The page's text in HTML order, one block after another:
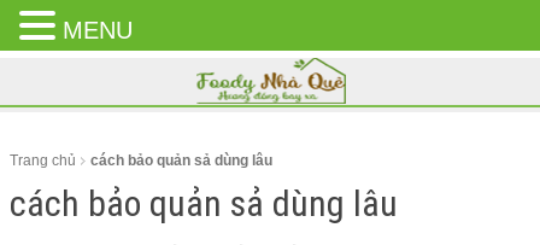
CLOSE
MENU
Trang chủ cách bảo quản sả dùng lâu
cách bảo quản sả dùng lâu
MENU